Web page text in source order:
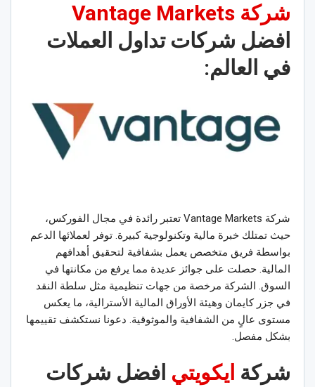
شركة Vantage Markets
افضل شركات تداول العملات
في العالم:
شركة Vantage Markets تعتبر رائدة في مجال الفوركس،
حيث تمتلك خبرة مالية وتكنولوجية كبيرة. توفر لعملائها الدعم
بواسطة فريق متخصص يعمل بشفافية لتحقيق أهدافهم
المالية. حصلت على جوائز عديدة مما يرفع من مكانتها في
السوق. الشركة مرخصة من جهات تنظيمية مثل سلطة النقد
في جزر كايمان وهيئة الأوراق المالية الأسترالية، ما يعكس
مستوى عالٍ من الشفافية والموثوقية. دعونا نستكشف تقييمها
بشكل مفصل.
شركة ايكويتي افضل شركات